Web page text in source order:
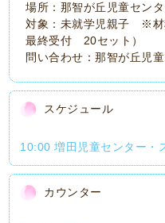
場所：那智が丘児童セン
対象：未就学児親子 ※材
最終受付 20セット）
問い合わせ：那智が丘児
スケジュール
10:00 増田児童センター・
カウンター